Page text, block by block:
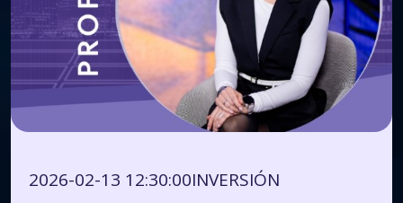
2026-02-13 12:30:00INVERSIÓN